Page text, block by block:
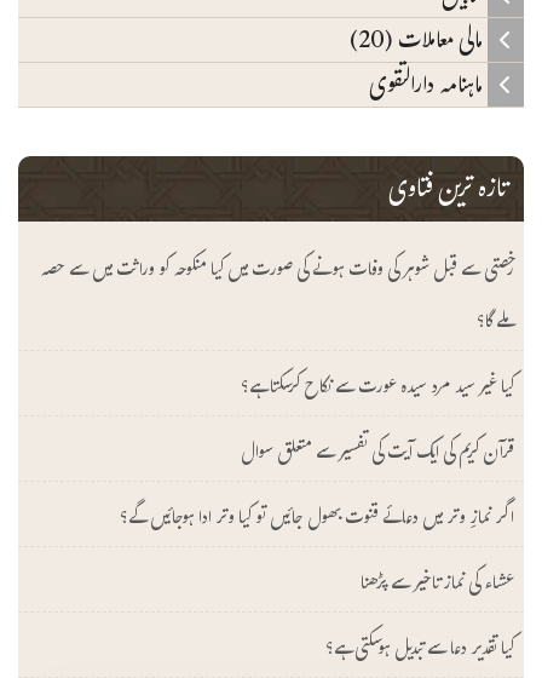
مالی معاملات (20)
ماہنامہ دارالتقوی
تازہ ترین فتاوی
رخصتی سے قبل شوہر کی وفات ہونے کی صورت میں کیا منکوحہ کو وراثت میں سے حصہ
ملے گا؟
کیا غیر سید مرد سیدہ عورت سے نکاح کرسکتا ہے؟
قرآن کریم کی ایک آیت کی تفسیر سے متعلق سوال
اگر نمازِ وتر میں دعائے قنوت بھول جائیں تو کیا وتر ادا ہوجائیں گے؟
عشاء کی نماز تاخیر سے پڑھنا
کیا تقدیر دعا سے تبدیل ہوسکتی ہے؟